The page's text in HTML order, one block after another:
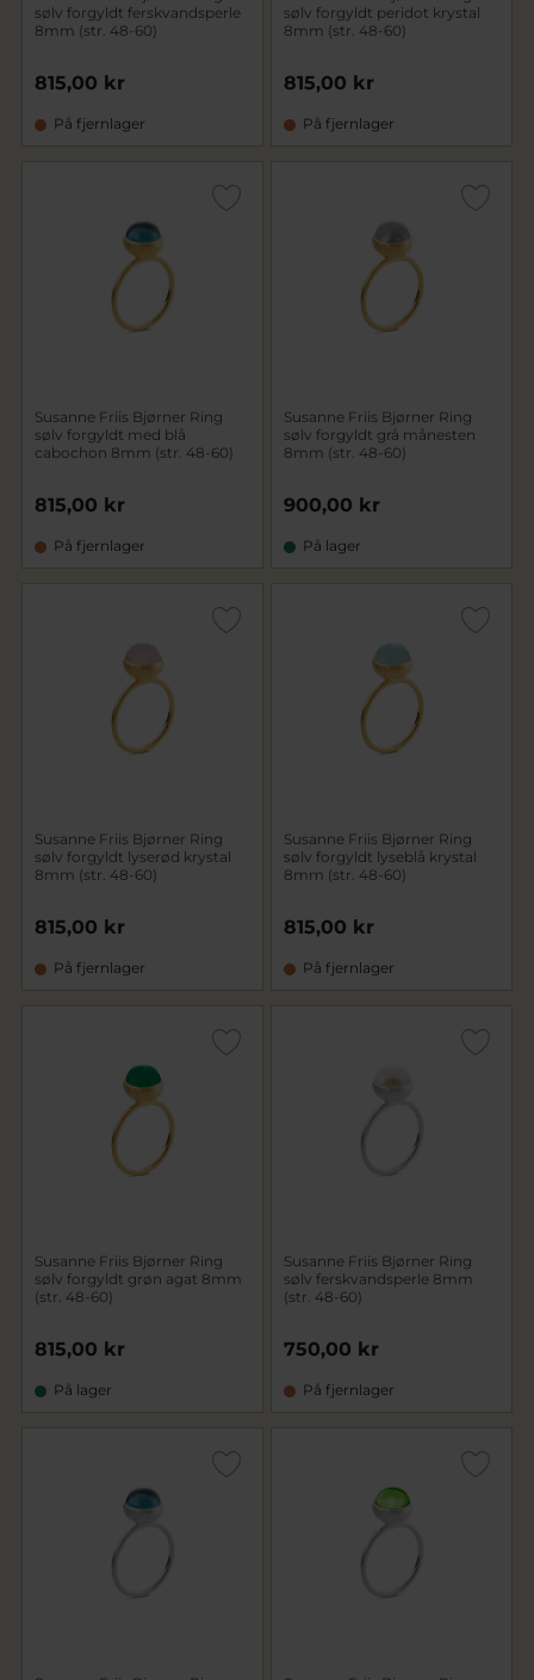
sølv forgyldt ferskvandsperle
8mm (str. 48-60)
815,00 kr
På fjernlager
sølv forgyldt peridot krystal
8mm (str. 48-60)
815,00 kr
På fjernlager
Susanne Friis Bjørner Ring
sølv forgyldt med blå
cabochon 8mm (str. 48-60)
815,00 kr
På fjernlager
Susanne Friis Bjørner Ring
sølv forgyldt grå månesten
8mm (str. 48-60)
900,00 kr
På lager
Susanne Friis Bjørner Ring
sølv forgyldt lyserød krystal
8mm (str. 48-60)
815,00 kr
På fjernlager
Susanne Friis Bjørner Ring
sølv forgyldt lyseblå krystal
8mm (str. 48-60)
815,00 kr
På fjernlager
Susanne Friis Bjørner Ring
sølv forgyldt grøn agat 8mm
(str. 48-60)
815,00 kr
På lager
Susanne Friis Bjørner Ring
sølv ferskvandsperle 8mm
(str. 48-60)
750,00 kr
På fjernlager